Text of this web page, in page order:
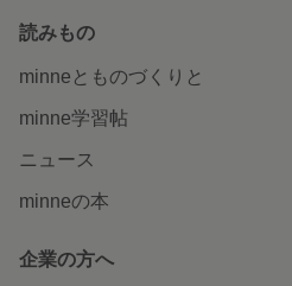
読みもの
minneとものづくりと
minne学習帖
ニュース
minneの本
企業の方へ